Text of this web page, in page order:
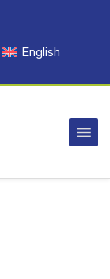
English